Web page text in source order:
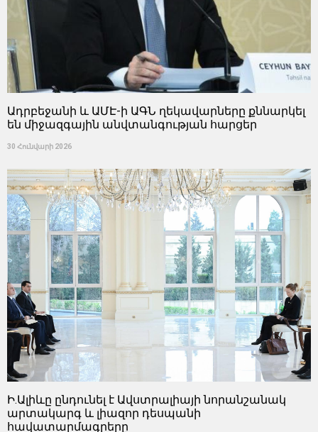
Ադրբեջանի և ԱՄԷ-ի ԱԳՆ ղեկավարները քննարկել
են միջազգային անվտանգության հարցեր
30 Հունվարի 2026
Ի.Ալիևը ընդունել է Ավստրալիայի նորանշանակ
արտակարգ և լիազոր դեսպանի
հավատարմագրերը